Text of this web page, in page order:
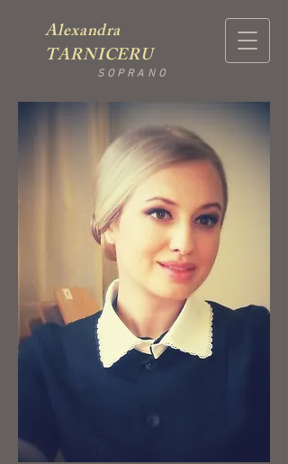
Alexandra
TARNICERU
SOPRANO